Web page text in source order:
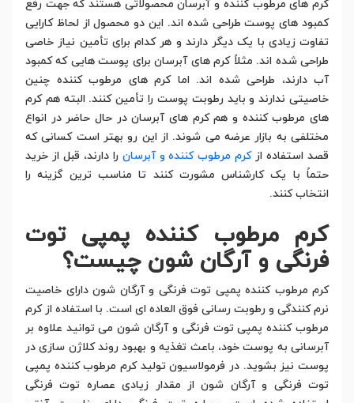
کرم های مرطوب کننده و آبرسان محصولاتی هستند که جهت رفع
کمبود های پوست طراحی شده اند. این دو محصول از لحاظ کارایی
تفاوت زیادی با یک دیگر دارند و هر کدام برای تأمین نیاز خاصی
طراحی شده اند. مثلاً کرم های آبرسان برای پوست هایی که کمبود
آب دارند، طراحی شده اند. اما کرم های مرطوب کننده چنین
خاصیتی ندارند و باید رطوبت پوست را تأمین کنند. البته هم کرم
های مرطوب کننده و هم کرم های آبرسان در حال حاضر در انواع
مختلفی به بازار عرضه می شوند. از این رو بهتر است کسانی که
قصد استفاده ازکرم مرطوب کننده و آبرسان را دارند، قبل از خرید
حتماً با یک کارشناس مشورت کنند تا مناسب ترین گزینه را
انتخاب کنند.
کرم مرطوب کننده پمپی توت
فرنگی و آرگان شون چیست؟
کرم مرطوب کننده پمپی توت فرنگی و آرگان شون دارای خاصیت
نرم کنندگی و رطوبت رسانی فوق العاده ای است. با استفاده از کرم
مرطوب کننده پمپی توت فرنگی و آرگان شون می توانید علاوه بر
آبرسانی به پوست خود، باعث تغذیه و بهبود روند کلاژن سازی در
پوست نیز بشوید. در فرمولاسیون تولید کرم مرطوب کننده پمپی
توت فرنگی و آرگان شون از مقدار زیادی عصاره توت فرنگی